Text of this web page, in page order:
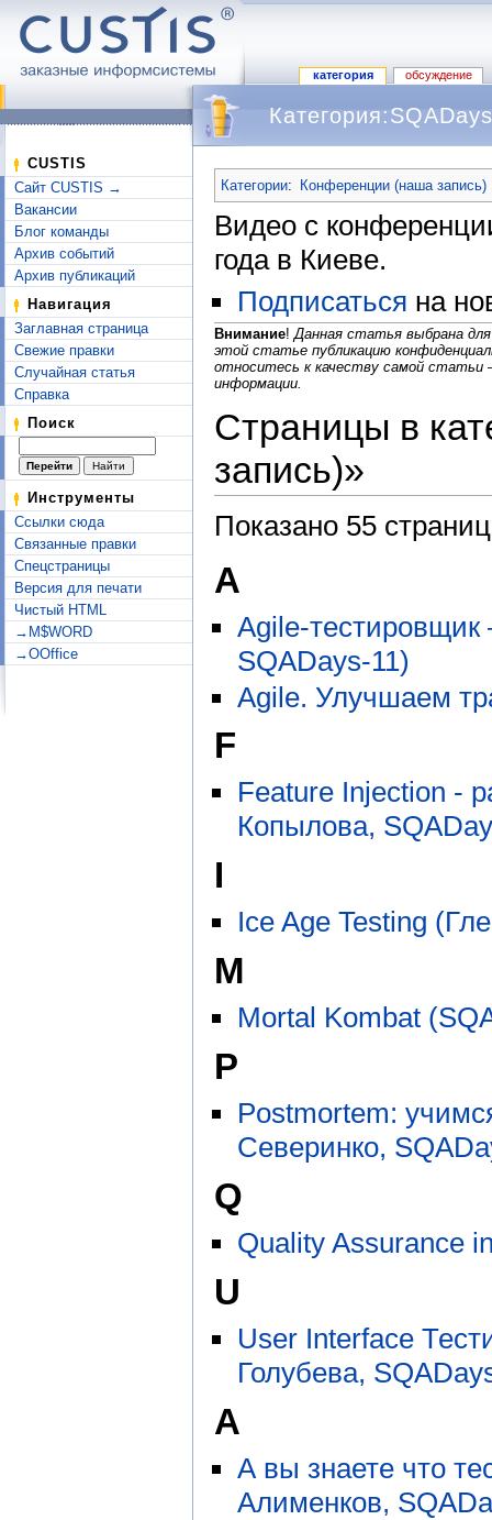
категория обсуждение
CUSTIS
Сайт CUSTIS →
Вакансии
Блог команды
Архив событий
Архив публикаций
Навигация
Заглавная страница
Свежие правки
Случайная статья
Справка
Поиск
Инструменты
Ссылки сюда
Связанные правки
Спецстраницы
Версия для печати
Чистый HTML
→M$WORD
→OOffice
Категории: Конференции (наша запись)
Видео с
года в Киеве.
Подписаться на
Внимание!Данная статья выбрана
этой статье публикацию
относитесь к качеству самой статьи
информации.
Страницы в
запись)»
Показано 55
A
Agile-
SQADays-11)
Agile. Улучшаем
F
Feature Injection -
Копылова,
I
Ice Age Testing
M
Mortal Kombat
P
Postmortem:
Северинко,
Q
Quality Assurance
U
User Interface
Голубева,
А
А вы знаете что
Алименков,